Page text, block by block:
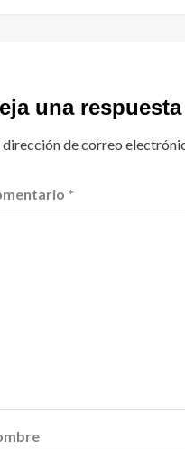
una respuesta
dirección de correo
*